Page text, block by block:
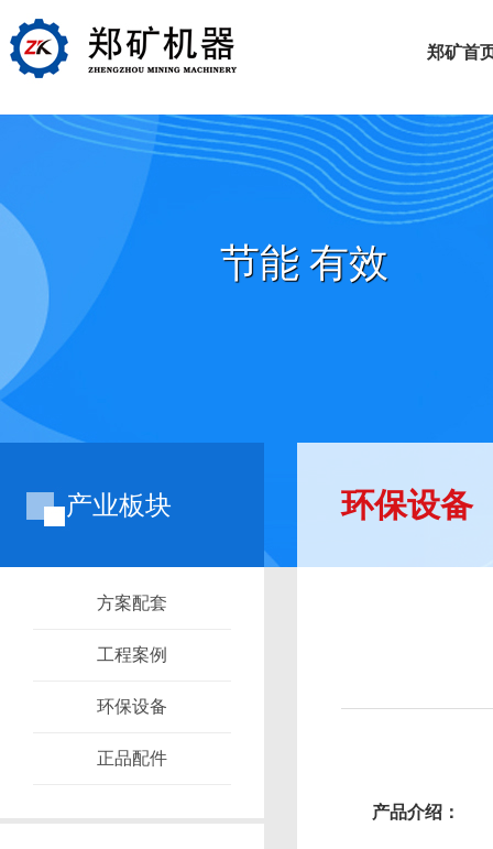
郑矿首
节能 有效
产业板块
方案配套
工程案例
环保设备
正品配件
环保设备
产品介绍：